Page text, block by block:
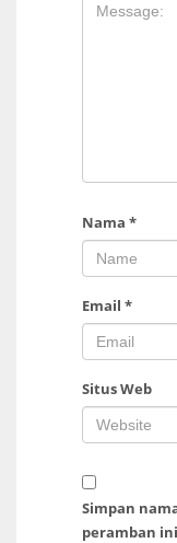
Nama *
Email *
Situs Web
Simpan
peramban